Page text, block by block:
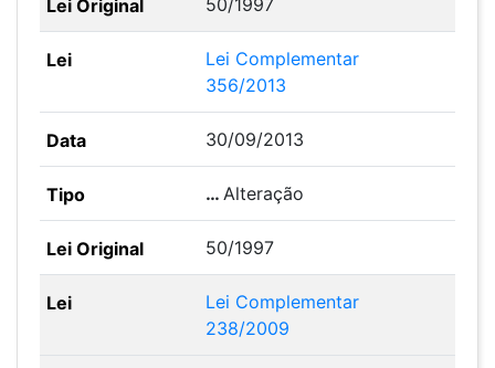
50/1997
Lei Complementar
356/2013
30/09/2013
…Alteração
50/1997
Lei Complementar
238/2009